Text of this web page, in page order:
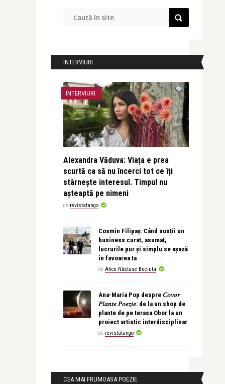
INTERVIURI
INTERVIURI
Alexandra Văduva: Viața e prea
scurtă ca să nu încerci tot ce îți
stârnește interesul. Timpul nu
așteaptă pe nimeni
de revistatango
Cosmin Filipaș: Când susții un
business curat, asumat,
lucrurile pur și simplu se așază
în favoarea ta
de Alice Năstase Buciuta
Ana-Maria Pop despre 𝐶𝑜𝑣𝑜𝑟
𝑃𝑙𝑎𝑛𝑡𝑒 𝑃𝑜𝑒𝑧𝑖𝑒: de la un shop de
plante de pe terasa Obor la un
proiect artistic interdisciplinar
de revistatango
CEA MAI FRUMOASA POEZIE